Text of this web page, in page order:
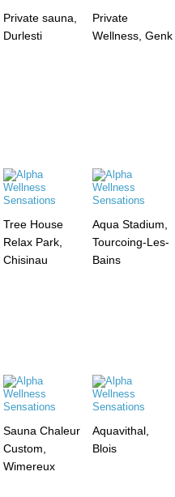
Private sauna,
Durlesti
Private
Wellness, Genk
Tree House
Relax Park,
Chisinau
Aqua Stadium,
Tourcoing-Les-
Bains
Sauna Chaleur
Custom,
Wimereux
Aquavithal,
Blois